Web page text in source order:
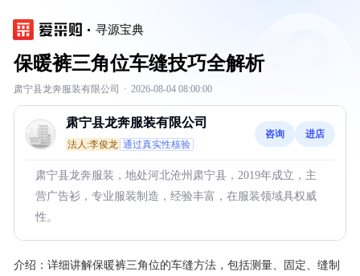
寻源宝典
保暖裤三角位车缝技巧全解析
肃宁县龙奔服装有限公司 · 2026-08-04 08:00:00
肃宁县龙奔服装有限公司
法人:李俊龙 通过真实性核验
咨询 进店
肃宁县龙奔服装，地处河北沧州肃宁县，2019年成立，主
营广告衫，专业服装制造，经验丰富，在服装领域具权威
性。
介绍： 详细讲解保暖裤三角位的车缝方法，包括测量、固定、缝制